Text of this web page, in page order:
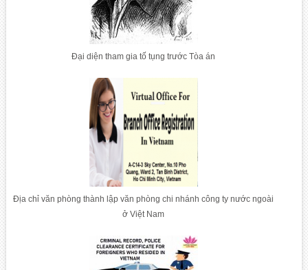
Đại diện tham gia tố tụng trước Tòa án
Địa chỉ văn phòng thành lập văn phòng chi nhánh công ty nước ngoài
ở Việt Nam